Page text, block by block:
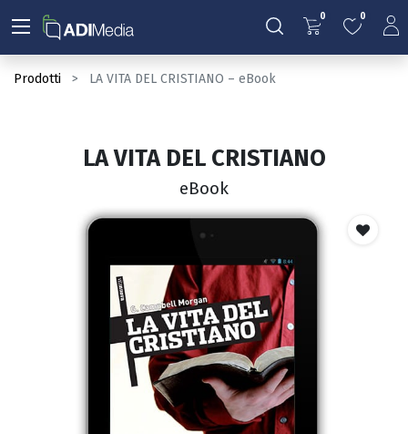
0 0
Prodotti LA VITA DEL CRISTIANO – eBook
LA VITA DEL CRISTIANO
eBook